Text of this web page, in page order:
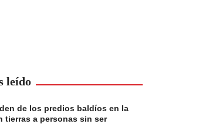
leído
de los predios baldíos en la
tierras a personas sin ser